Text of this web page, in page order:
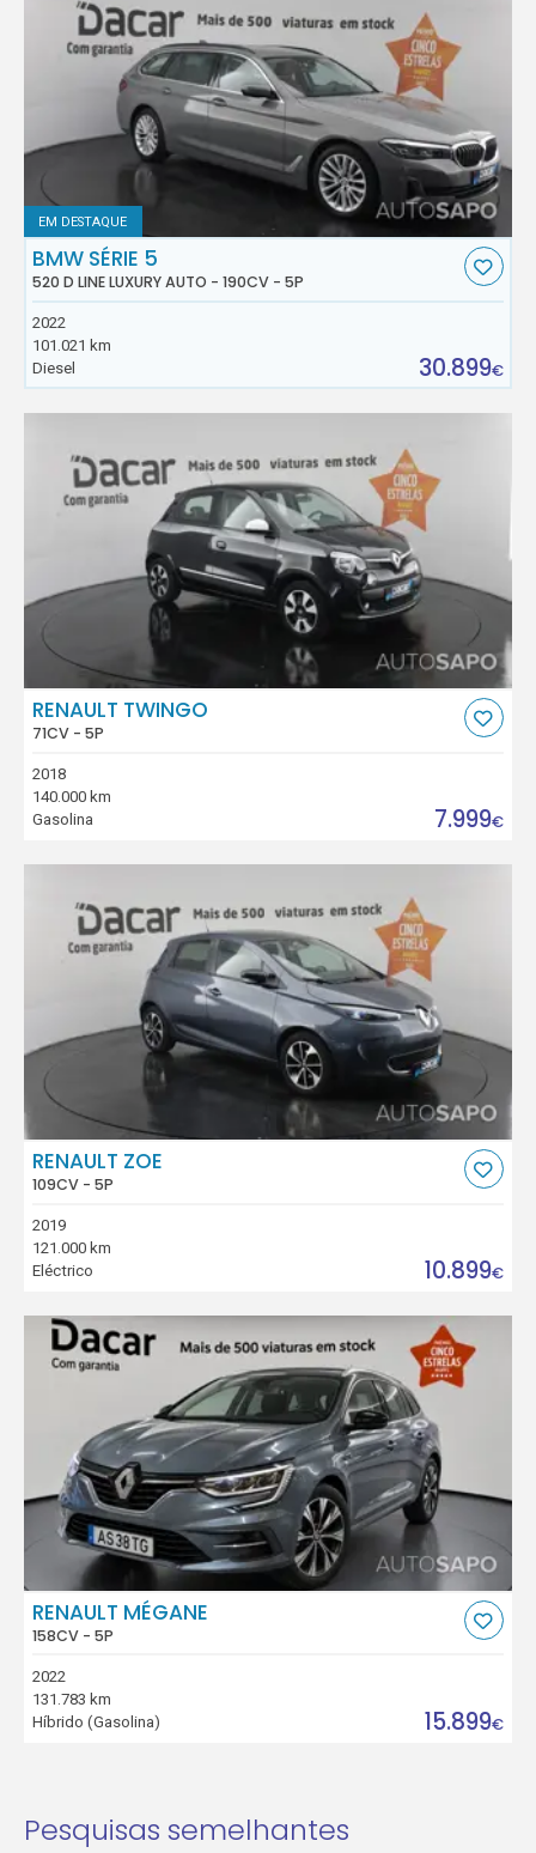
EM DESTAQUE
BMW SÉRIE 5
520 D LINE LUXURY AUTO - 190CV - 5P
2022
101.021 km
Diesel
30.899€
RENAULT TWINGO
71CV - 5P
2018
140.000 km
Gasolina
7.999€
RENAULT ZOE
109CV - 5P
2019
121.000 km
Eléctrico
10.899€
RENAULT MÉGANE
158CV - 5P
2022
131.783 km
Híbrido (Gasolina)
15.899€
Pesquisas semelhantes